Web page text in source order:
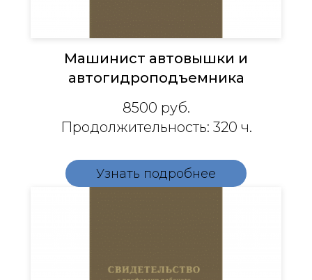
Машинист автовышки и
автогидроподъемника
8500 руб.
Продолжительность: 320 ч.
Узнать подробнее